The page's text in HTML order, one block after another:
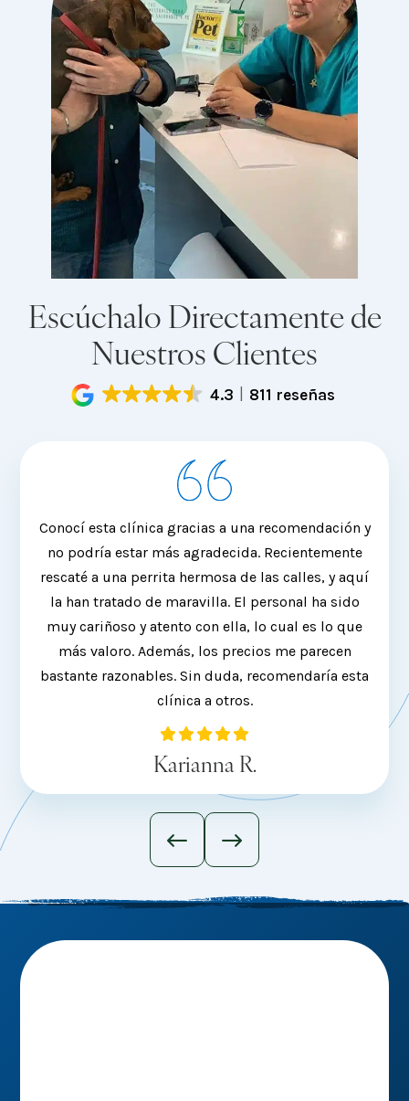
Escúchalo Directamente de
Nuestros Clientes
4.3 811 reseñas
Conocí esta clínica gracias a una recomendación y
no podría estar más agradecida. Recientemente
rescaté a una perrita hermosa de las calles, y aquí
la han tratado de maravilla. El personal ha sido
muy cariñoso y atento con ella, lo cual es lo que
más valoro. Además, los precios me parecen
bastante razonables. Sin duda, recomendaría esta
clínica a otros.
Karianna R.